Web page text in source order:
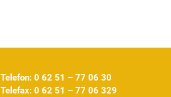
Telefon: 0 62 51 – 77 06 30
Telefax: 0 62 51 – 77 06 329